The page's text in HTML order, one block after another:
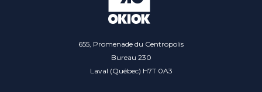
655, Promenade du Centropolis
Bureau 230
Laval (Québec) H7T 0A3